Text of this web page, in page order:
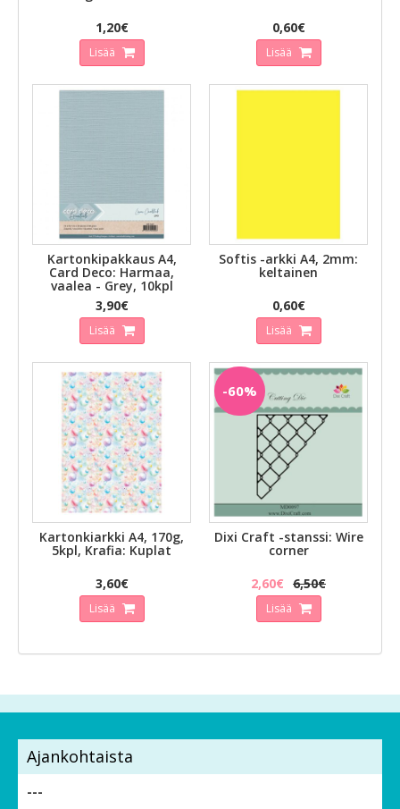
1,20€
Lisää
0,60€
Lisää
Kartonkipakkaus A4,
Card Deco: Harmaa,
vaalea - Grey, 10kpl
3,90€
Lisää
Softis -arkki A4, 2mm:
keltainen
0,60€
Lisää
Kartonkiarkki A4, 170g,
5kpl, Krafia: Kuplat
3,60€
Lisää
-60%
Dixi Craft -stanssi: Wire
corner
2,60€ 6,50€
Lisää
Ajankohtaista
---